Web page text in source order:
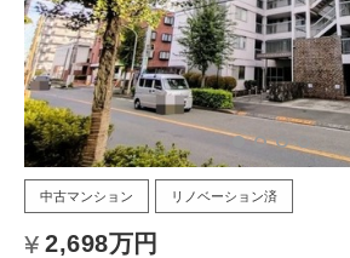
中古マンション リノベーション済
2,698万円